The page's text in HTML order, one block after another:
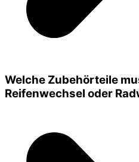
Welche Zubehörteile
Reifenwechsel oder